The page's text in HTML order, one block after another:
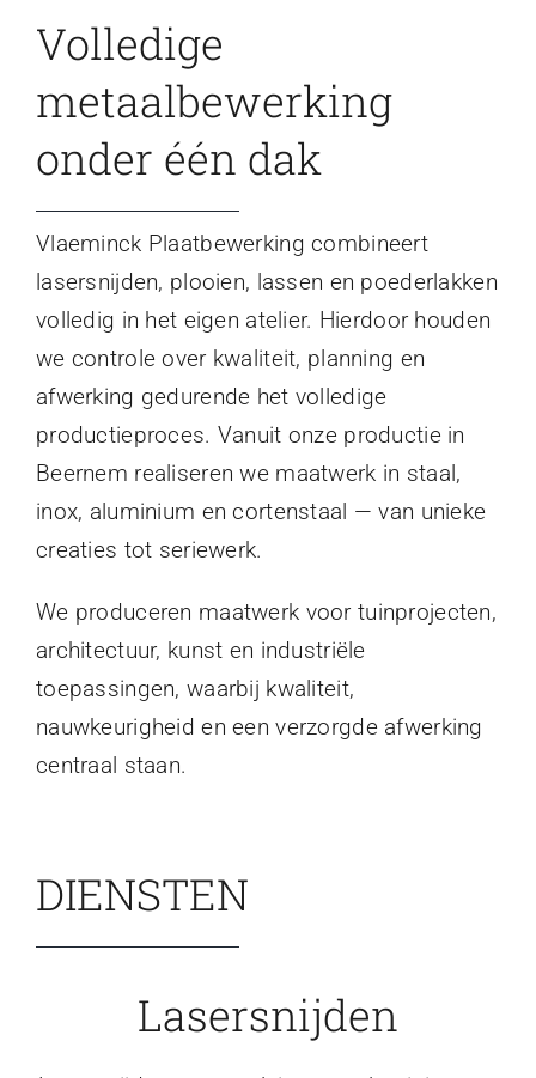
Volledige
metaalbewerking
onder één dak
Vlaeminck Plaatbewerking combineert
lasersnijden, plooien, lassen en poederlakken
volledig in het eigen atelier. Hierdoor houden
we controle over kwaliteit, planning en
afwerking gedurende het volledige
productieproces. Vanuit onze productie in
Beernem realiseren we maatwerk in staal,
inox, aluminium en cortenstaal — van unieke
creaties tot seriewerk.
We produceren maatwerk voor tuinprojecten,
architectuur, kunst en industriële
toepassingen, waarbij kwaliteit,
nauwkeurigheid en een verzorgde afwerking
centraal staan.
DIENSTEN
Lasersnijden